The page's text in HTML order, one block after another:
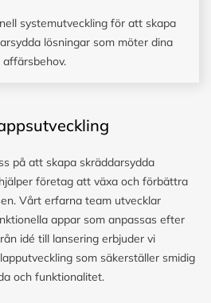
systemutveckling för att skapa
lösningar som möter dina
affärsbehov.
på att skapa skräddarsydda
företag att växa och förbättra
Vårt erfarna team utvecklar
appar som anpassas efter
idé till lansering erbjuder vi
som säkerställer smidig
och funktionalitet.